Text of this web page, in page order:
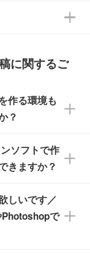
、おおよ
けます。
お願いい
。
す。各商
い。
ある商品
クなど)
っていま
い状態で
リジナル
ご了承く
に関するご
作る環境も
？
を使えば、
成できま
ソフトで作
きますか？
などのデ
作成した
しいです／
で